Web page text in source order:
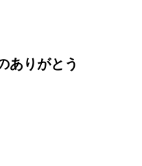
ありがとう